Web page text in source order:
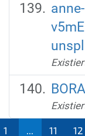
1 11 12